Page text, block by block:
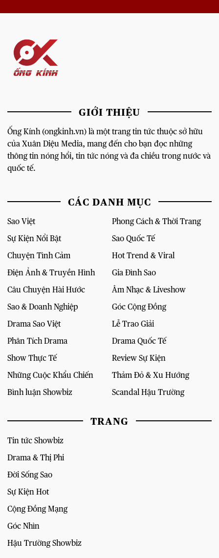
GIỚI THIỆU
Ống Kính (ongkinh.vn) là một trang tin tức thuộc sở hữu
của Xuân Diệu Media, mang đến cho bạn đọc những
thông tin nóng hổi, tin tức nóng và đa chiều trong nước và
quốc tế.
CÁC DANH MỤC
Sao Việt
Phong Cách & Thời Trang
Sự Kiện Nổi Bật
Sao Quốc Tế
Chuyện Tình Cảm
Hot Trend & Viral
Điện Ảnh & Truyền Hình
Gia Đình Sao
Câu Chuyện Hài Hước
Âm Nhạc & Liveshow
Sao & Doanh Nghiệp
Góc Cộng Đồng
Drama Sao Việt
Lễ Trao Giải
Phân Tích Drama
Drama Quốc Tế
Show Thực Tế
Review Sự Kiện
Những Cuộc Khẩu Chiến
Thảm Đỏ & Xu Hướng
Bình luận Showbiz
Scandal Hậu Trường
TRANG
Tin tức Showbiz
Drama & Thị Phi
Đời Sống Sao
Sự Kiện Hot
Cộng Đồng Mạng
Góc Nhìn
Hậu Trường Showbiz